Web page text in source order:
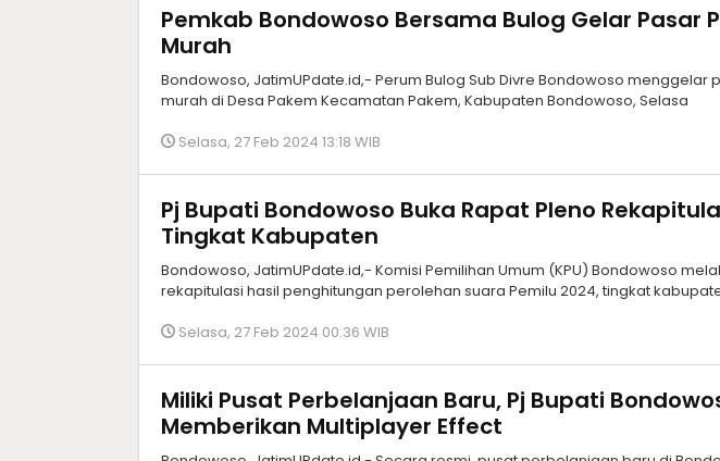
Pemkab Bondowoso Bersama Bulog Gelar Pasar
Murah
Bondowoso, JatimUPdate.id,- Perum Bulog Sub Divre Bondowoso menggelar
murah di Desa Pakem Kecamatan Pakem, Kabupaten Bondowoso, Selasa
Selasa, 27 Feb 2024 13:18 WIB
Pj Bupati Bondowoso Buka Rapat Pleno
Tingkat Kabupaten
Bondowoso, JatimUPdate.id,- Komisi Pemilihan Umum (KPU) Bondowoso
rekapitulasi hasil penghitungan perolehan suara Pemilu 2024, tingkat
Selasa, 27 Feb 2024 00:36 WIB
Miliki Pusat Perbelanjaan Baru, Pj Bupati
Memberikan Multiplayer Effect